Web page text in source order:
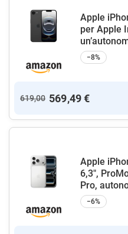
Apple
per Apple
−8%
619,00 569,49 €
Apple
6,3",
Pro,
−6%